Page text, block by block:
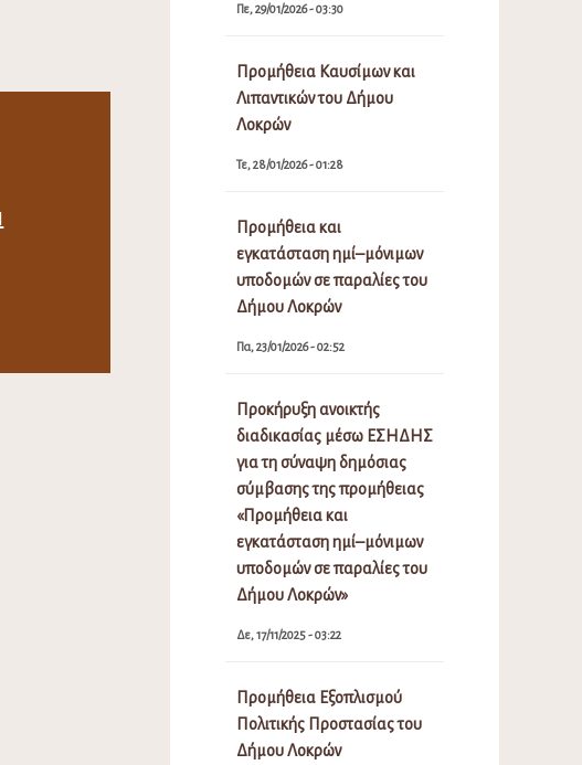
Πε, 29/01/2026 - 03:30
Προμήθεια Καυσίμων και
Λιπαντικών του Δήμου
Λοκρών
Τε, 28/01/2026 - 01:28
Προμήθεια και
εγκατάσταση ημί–μόνιμων
υποδομών σε παραλίες του
Δήμου Λοκρών
Πα, 23/01/2026 - 02:52
Προκήρυξη ανοικτής
διαδικασίας μέσω ΕΣΗΔΗΣ
για τη σύναψη δημόσιας
σύμβασης της προμήθειας
«Προμήθεια και
εγκατάσταση ημί–μόνιμων
υποδομών σε παραλίες του
Δήμου Λοκρών»
Δε, 17/11/2025 - 03:22
Προμήθεια Εξοπλισμού
Πολιτικής Προστασίας του
Δήμου Λοκρών